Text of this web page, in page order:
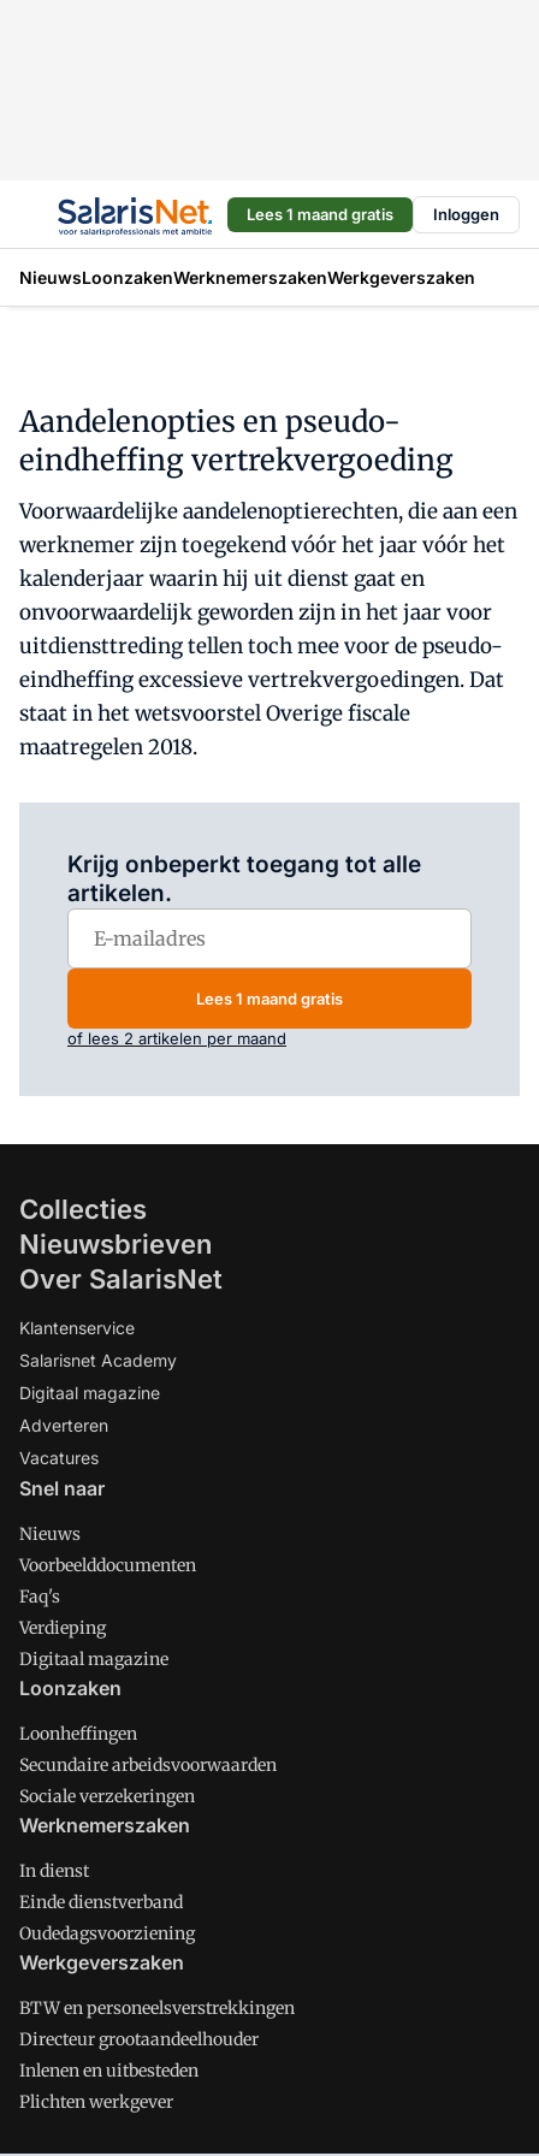
Lees 1 maand gratis Inloggen
NieuwsLoonzakenWerknemerszakenWerkgeverszaken
Aandelenopties en pseudo-
eindheffing vertrekvergoeding
Voorwaardelijke aandelenoptierechten, die aan een
werknemer zijn toegekend vóór het jaar vóór het
kalenderjaar waarin hij uit dienst gaat en
onvoorwaardelijk geworden zijn in het jaar voor
uitdiensttreding tellen toch mee voor de pseudo-
eindheffing excessieve vertrekvergoedingen. Dat
staat in het wetsvoorstel Overige fiscale
maatregelen 2018.
Krijg onbeperkt toegang tot alle
artikelen.
Lees 1 maand gratis
of lees 2 artikelen per maand
Collecties
Nieuwsbrieven
Over SalarisNet
Klantenservice
Salarisnet Academy
Digitaal magazine
Adverteren
Vacatures
Snel naar
Nieuws
Voorbeelddocumenten
Faq's
Verdieping
Digitaal magazine
Loonzaken
Loonheffingen
Secundaire arbeidsvoorwaarden
Sociale verzekeringen
Werknemerszaken
In dienst
Einde dienstverband
Oudedagsvoorziening
Werkgeverszaken
BTW en personeelsverstrekkingen
Directeur grootaandeelhouder
Inlenen en uitbesteden
Plichten werkgever